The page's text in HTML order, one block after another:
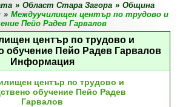
» Област Стара Загора » Община
» Междуучилищен център по трудoво и
Пейо Радев Гарвалов
център по трудoво и
обучение Пейо Радев Гарвалов
Информация
център по трудoво и
обучение Пейо Радев
Гарвалов